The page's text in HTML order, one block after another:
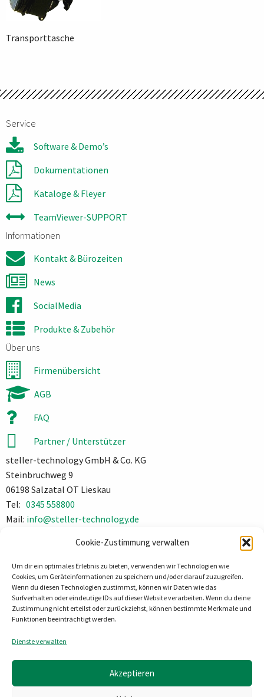
Cookie-Zustimmung verwalten
Um dir ein optimales Erlebnis zu bieten, verwenden wir Technologien wie
Cookies, um Geräteinformationen zu speichern und/oder darauf zuzugreifen.
Wenn du diesen Technologien zustimmst, können wir Daten wie das
Surfverhalten oder eindeutige IDs auf dieser Website verarbeiten. Wenn du deine
Zustimmung nicht erteilst oder zurückziehst, können bestimmte Merkmale und
Funktionen beeinträchtigt werden.
Dienste verwalten
Akzeptieren
Transporttasche
Service
Software & Demo’s
Dokumentationen
Kataloge & Fleyer
TeamViewer-SUPPORT
Informationen
Kontakt & Bürozeiten
News
SocialMedia
Produkte & Zubehör
Über uns
Firmenübersicht
AGB
FAQ
Partner / Unterstützer
steller-technology GmbH & Co. KG
Steinbruchweg 9
06198 Salzatal OT Lieskau
Tel: 0345 558800
Mail: info@steller-technology.de